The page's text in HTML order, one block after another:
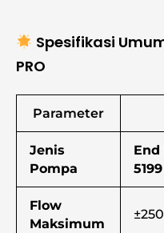
Spesifikasi
PRO
Parameter
Jenis
Pompa
End
Flow
Maksimum